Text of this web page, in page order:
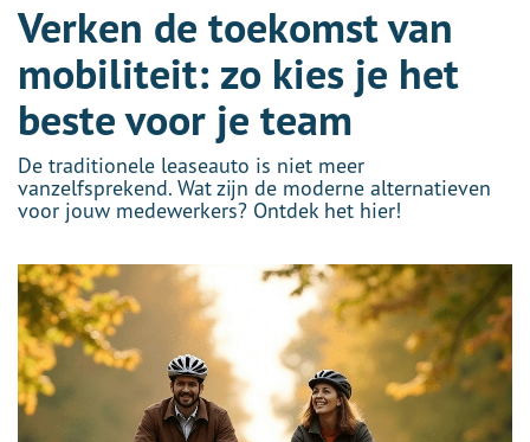
Verken de toekomst van
mobiliteit: zo kies je het
beste voor je team
De traditionele leaseauto is niet meer
vanzelfsprekend. Wat zijn de moderne alternatieven
voor jouw medewerkers? Ontdek het hier!